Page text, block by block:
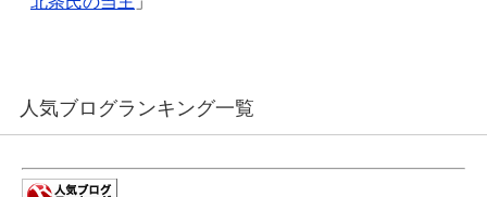
人気ブログランキング一覧